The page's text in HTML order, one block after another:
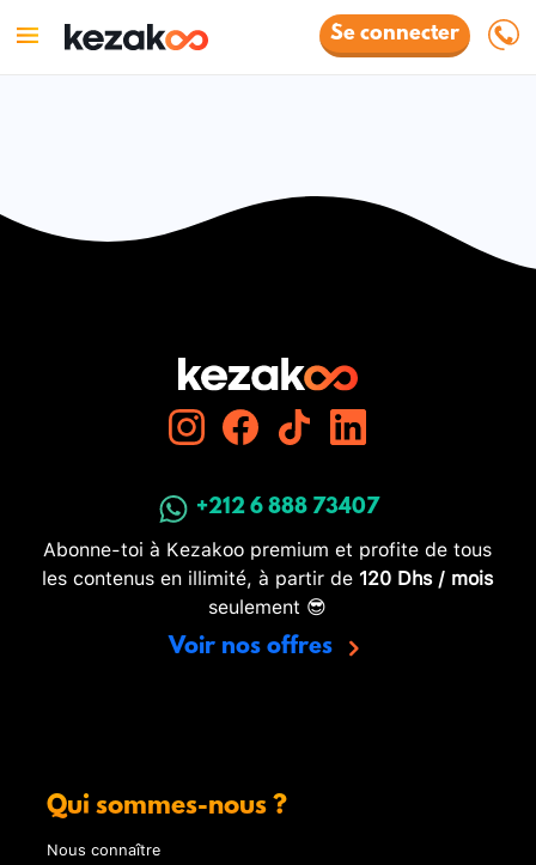
Se connecter
+212 6 888 73407
Abonne-toi à Kezakoo premium et profite de tous
les contenus en illimité, à partir de 120 Dhs / mois
seulement 😎
Voir nos offres
Qui sommes-nous ?
Nous connaître